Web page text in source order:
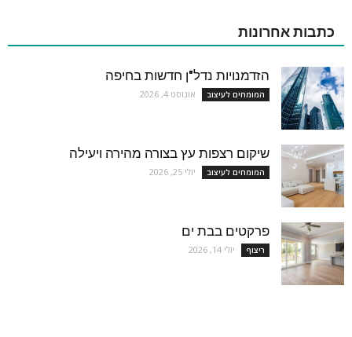
כתבות אחרונות
הזדמנויות נדל"ן חדשות בחיפה
המומחים לעיצוב אוגוסט 4, 2026
שיקום רצפות עץ בצורה מהירה ויעילה
המומחים לעיצוב יולי 25, 2026
פרקטים בבת ים
ריצוף יולי 14, 2026